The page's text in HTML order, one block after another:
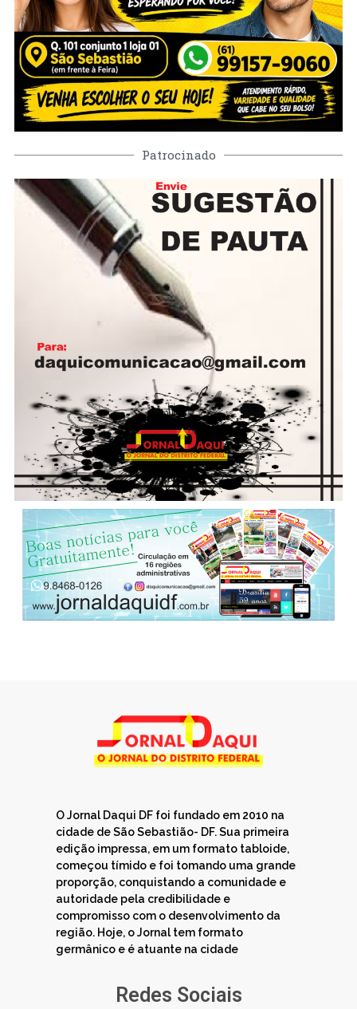
Patrocinado
O Jornal Daqui DF foi fundado em 2010 na
cidade de São Sebastião- DF. Sua primeira
edição impressa, em um formato tabloide,
começou tímido e foi tomando uma grande
proporção, conquistando a comunidade e
autoridade pela credibilidade e
compromisso com o desenvolvimento da
região. Hoje, o Jornal tem formato
germânico e é atuante na cidade
Redes Sociais